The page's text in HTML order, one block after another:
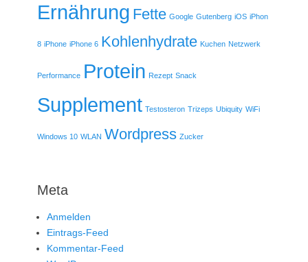
Ernährung Fette Google Gutenberg iOS iPhon
8 iPhone iPhone 6 Kohlenhydrate Kuchen Netzwerk
Performance Protein Rezept Snack
Supplement Testosteron Trizeps Ubiquity WiFi
Windows 10 WLAN Wordpress Zucker
Meta
Anmelden
Eintrags-Feed
Kommentar-Feed